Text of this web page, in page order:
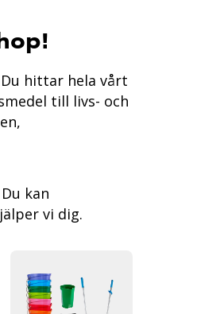
Du hittar hela vårt
till livs- och
kan
vi dig.